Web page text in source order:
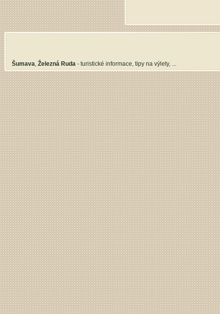
Šumava, Železná Ruda - turistické informace, tipy na výlety, ...